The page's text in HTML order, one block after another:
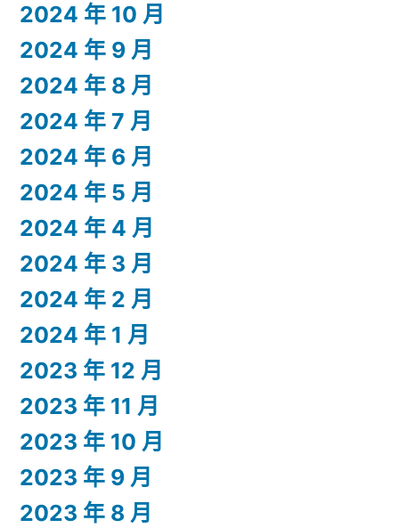
2024 年 10 月
2024 年 9 月
2024 年 8 月
2024 年 7 月
2024 年 6 月
2024 年 5 月
2024 年 4 月
2024 年 3 月
2024 年 2 月
2024 年 1 月
2023 年 12 月
2023 年 11 月
2023 年 10 月
2023 年 9 月
2023 年 8 月